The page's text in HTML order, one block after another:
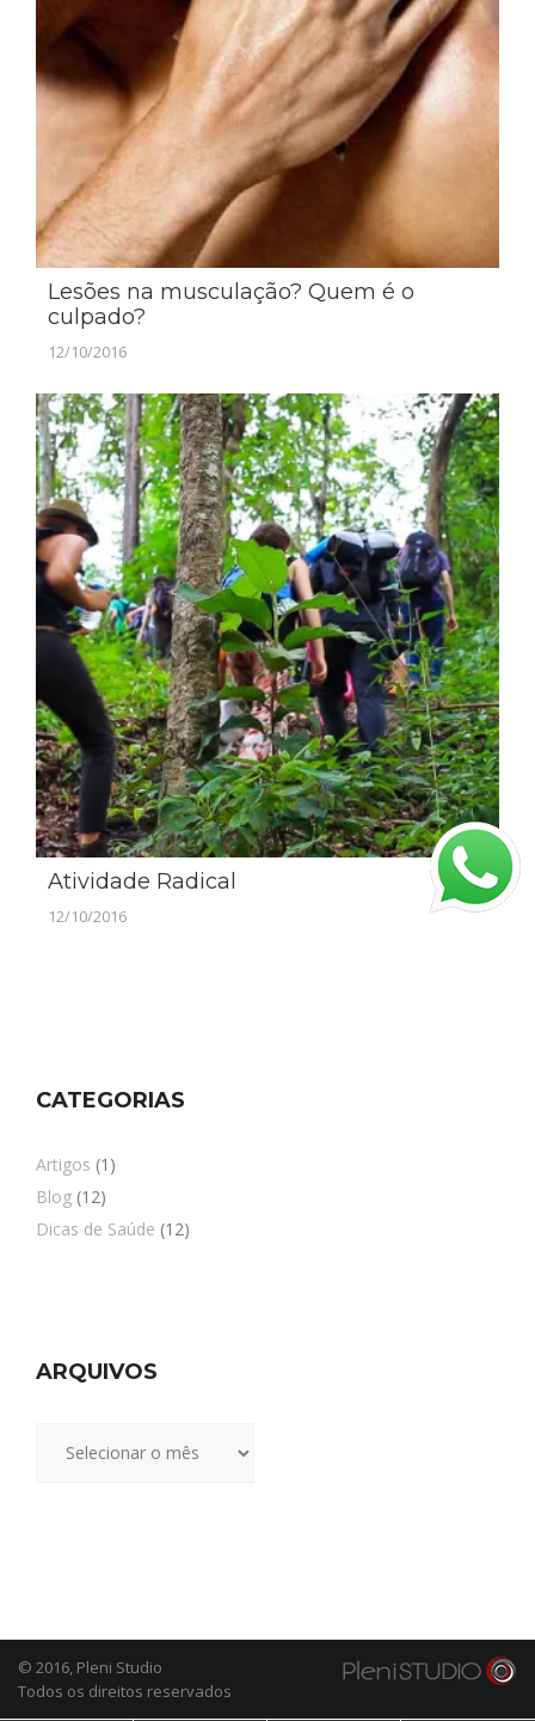
Lesões na musculação? Quem é o
culpado?
12/10/2016
Atividade Radical
12/10/2016
CATEGORIAS
Artigos (1)
Blog (12)
Dicas de Saúde (12)
ARQUIVOS
© 2016, Pleni Studio
Todos os direitos reservados